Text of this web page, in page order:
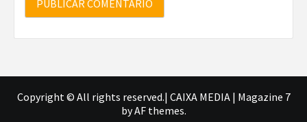
Copyright © All rights reserved.| CAIXA MEDIA | Magazine 7
by AF themes.